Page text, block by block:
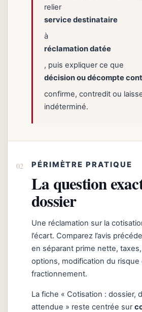
relier
service destinataire
à
réclamation datée
, puis expliquer ce que
décision ou décompte
confirme, contredit ou
indéterminé.
PÉRIMÈTRE PRATIQUE
La question
dossier
Une réclamation sur la
l’écart. Comparez l’avis
en séparant prime nette,
options, modification du risque
fractionnement.
La fiche « Cotisation : dossier,
attendue » reste centrée sur